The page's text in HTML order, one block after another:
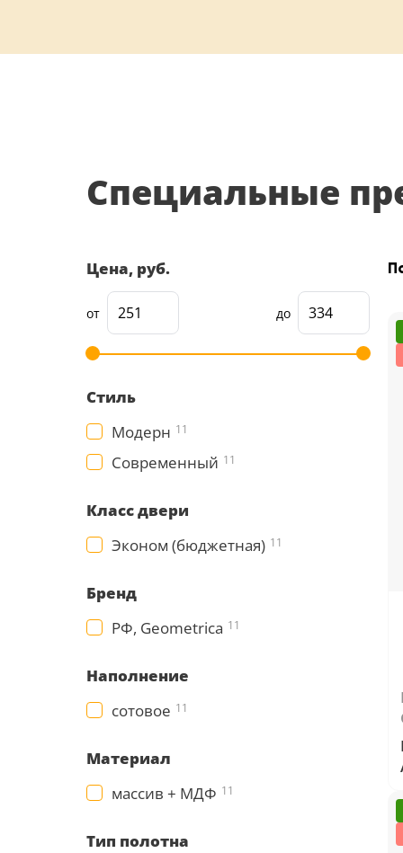
Специальные
Цена, руб.
от до
Стиль
Модерн 11
Современный 11
Класс двери
Эконом (бюджетная) 11
Бренд
РФ, Geometrica 11
Наполнение
сотовое 11
Материал
массив + МДФ 11
Тип полотна
Массив Ольхи
Массив сосны
Белый
Капучино